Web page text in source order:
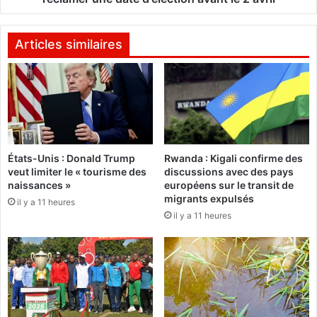
d
e
b
u
k
n
a
b
è
a
m
p
i
o
p
p
s
i
t
o
n
m
a
n
i
f
t
e
d
e
n
Articles similaires
États-Unis : Donald Trump
veut limiter le « tourisme des
naissances »
il y a 11 heures
Rwanda : Kigali confirme des
discussions avec des pays
européens sur le transit de
migrants expulsés
il y a 11 heures